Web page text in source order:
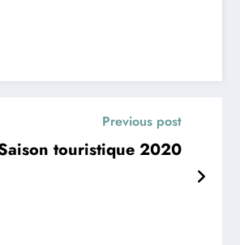
Previous post
touristique 2020